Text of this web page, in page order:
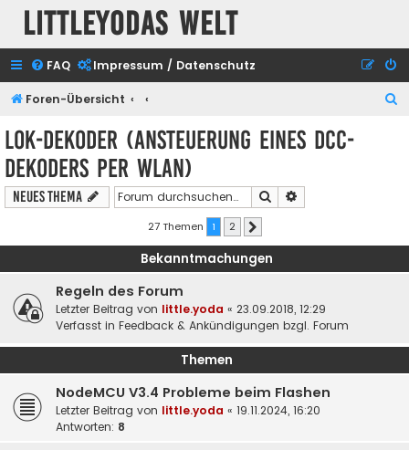
Littleyodas Welt
FAQ Impressum / Datenschutz
Foren-Übersicht
Lok-Dekoder (Ansteuerung eines DCC-
Dekoders per WLAN)
Neues Thema Suche
27 Themen 1 2
Bekanntmachungen
Regeln des Forum
Letzter Beitrag von little.yoda « 23.09.2018, 12:29
Verfasst in Feedback & Ankündigungen bzgl. Forum
Themen
NodeMCU V3.4 Probleme beim Flashen
Letzter Beitrag von little.yoda « 19.11.2024, 16:20
Antworten: 8